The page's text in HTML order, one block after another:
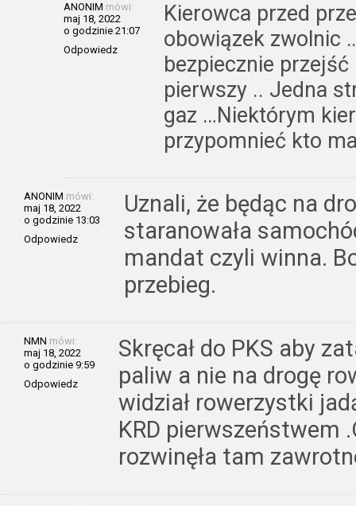
ANONIM mówi:
maj 18, 2022
o godzinie 21:07
Odpowiedz
Kierowca przed
obowiązek zwolnic
bezpiecznie
pierwszy .. Jedna
gaz …Niektórym
przypomnieć kto
ANONIM mówi:
maj 18, 2022
o godzinie 13:03
Odpowiedz
Uznali, że będąc na
staranowała
mandat czyli winna.
przebieg.
NMN mówi:
maj 18, 2022
o godzinie 9:59
Odpowiedz
Skręcał do PKS aby
paliw a nie na drogę
widział rowerzystki
KRD pierwszeństwem
rozwinęła tam